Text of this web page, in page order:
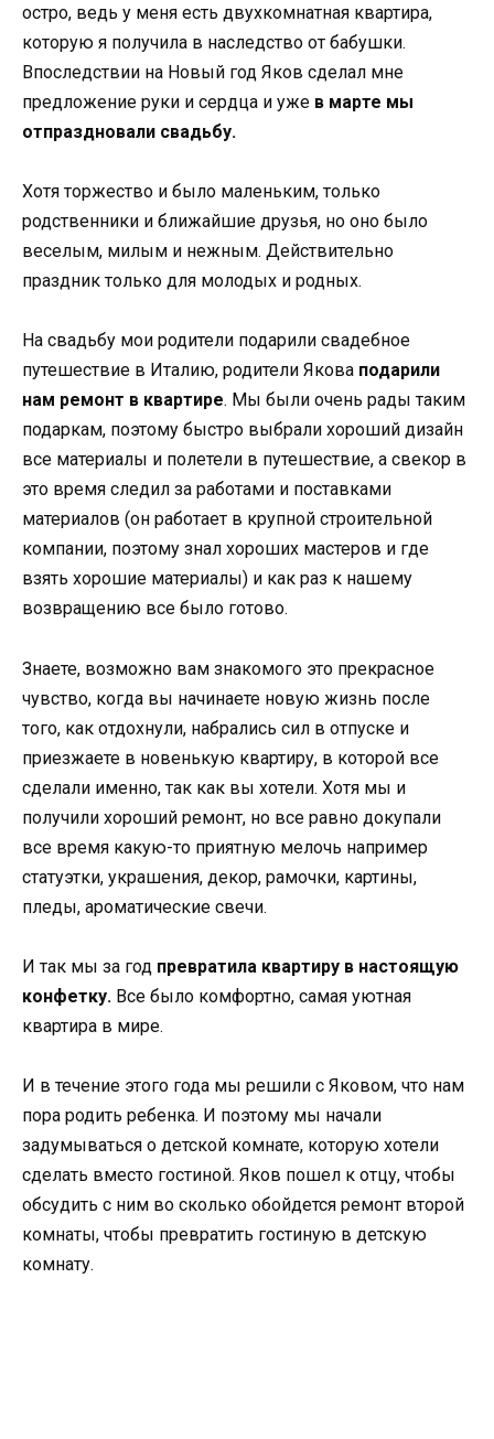
остро, ведь у меня есть двухкомнатная квартира,
которую я получила в наследство от бабушки.
Впоследствии на Новый год Яков сделал мне
предложение руки и сердца и уже в марте мы
отпраздновали свадьбу.
Хотя торжество и было маленьким, только
родственники и ближайшие друзья, но оно было
веселым, милым и нежным. Действительно
праздник только для молодых и родных.
На свадьбу мои родители подарили свадебное
путешествие в Италию, родители Якова подарили
нам ремонт в квартире. Мы были очень рады таким
подаркам, поэтому быстро выбрали хороший дизайн
все материалы и полетели в путешествие, а свекор в
это время следил за работами и поставками
материалов (он работает в крупной строительной
компании, поэтому знал хороших мастеров и где
взять хорошие материалы) и как раз к нашему
возвращению все было готово.
Знаете, возможно вам знакомого это прекрасное
чувство, когда вы начинаете новую жизнь после
того, как отдохнули, набрались сил в отпуске и
приезжаете в новенькую квартиру, в которой все
сделали именно, так как вы хотели. Хотя мы и
получили хороший ремонт, но все равно докупали
все время какую-то приятную мелочь например
статуэтки, украшения, декор, рамочки, картины,
пледы, ароматические свечи.
И так мы за год превратила квартиру в настоящую
конфетку. Все было комфортно, самая уютная
квартира в мире.
И в течение этого года мы решили с Яковом, что нам
пора родить ребенка. И поэтому мы начали
задумываться о детской комнате, которую хотели
сделать вместо гостиной. Яков пошел к отцу, чтобы
обсудить с ним во сколько обойдется ремонт второй
комнаты, чтобы превратить гостиную в детскую
комнату.